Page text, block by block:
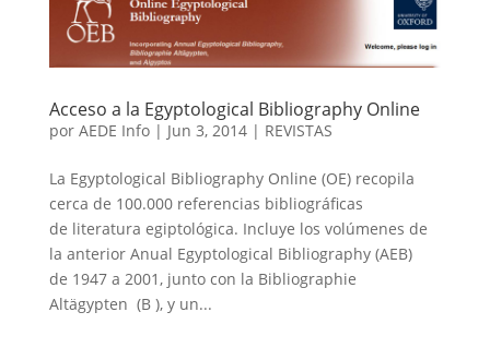
Acceso a la Egyptological Bibliography Online
por AEDE Info| Jun 3, 2014| REVISTAS
La Egyptological Bibliography Online (OE) recopila
cerca de 100.000 referencias bibliográficas
de literatura egiptológica. Incluye los volúmenes de
la anterior Anual Egyptological Bibliography (AEB)
de 1947 a 2001, junto con la Bibliographie
Altägypten (B ), y un...